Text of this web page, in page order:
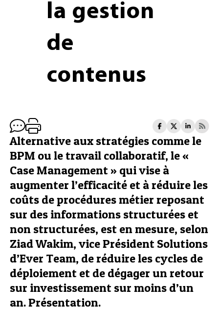
la gestion
de
contenus
Alternative aux stratégies comme le
BPM ou le travail collaboratif, le «
Case Management » qui vise à
augmenter l’efficacité et à réduire les
coûts de procédures métier reposant
sur des informations structurées et
non structurées, est en mesure, selon
Ziad Wakim, vice Président Solutions
d’Ever Team, de réduire les cycles de
déploiement et de dégager un retour
sur investissement sur moins d’un
an. Présentation.